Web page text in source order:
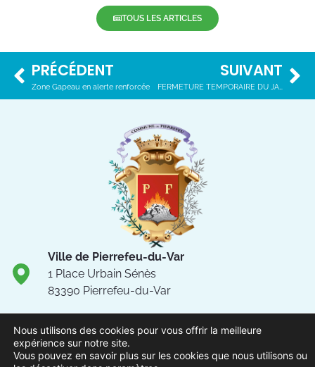
TOUS LES ARTICLES
PRÉCÉDENT
Zone Gapeau en alerte renforcée
SUIVANT
FERMETURE TEMPORAIRE DU JARDIN DE LA LIBERTÉ
Ville de Pierrefeu-du-Var
1 Place Urbain Sénès
83390 Pierrefeu-du-Var
Du lundi au vendredi de 8h30
à 12h et de 13h à 17h
Nous utilisons des cookies pour vous offrir la meilleure
expérience sur notre site.
Vous pouvez en savoir plus sur les cookies que nous utilisons ou